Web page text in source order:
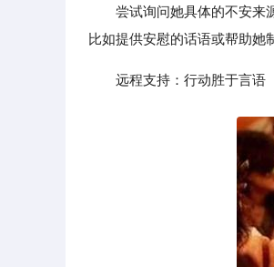
尝试询问她具体的不安来源
比如提供安慰的话语或帮助她
远程支持：行动胜于言语